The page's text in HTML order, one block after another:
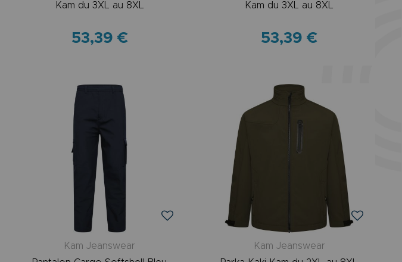
Kam du 3XL au 8XL
53,39 €
Kam du 3XL au 8XL
53,39 €
Kam Jeanswear
Kam Jeanswear